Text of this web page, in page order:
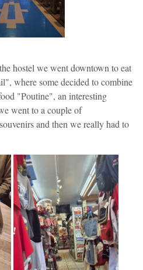
hostel we went downtown to eat
where some decided to combine
"Poutine", an interesting
went to a couple of
and then we really had to